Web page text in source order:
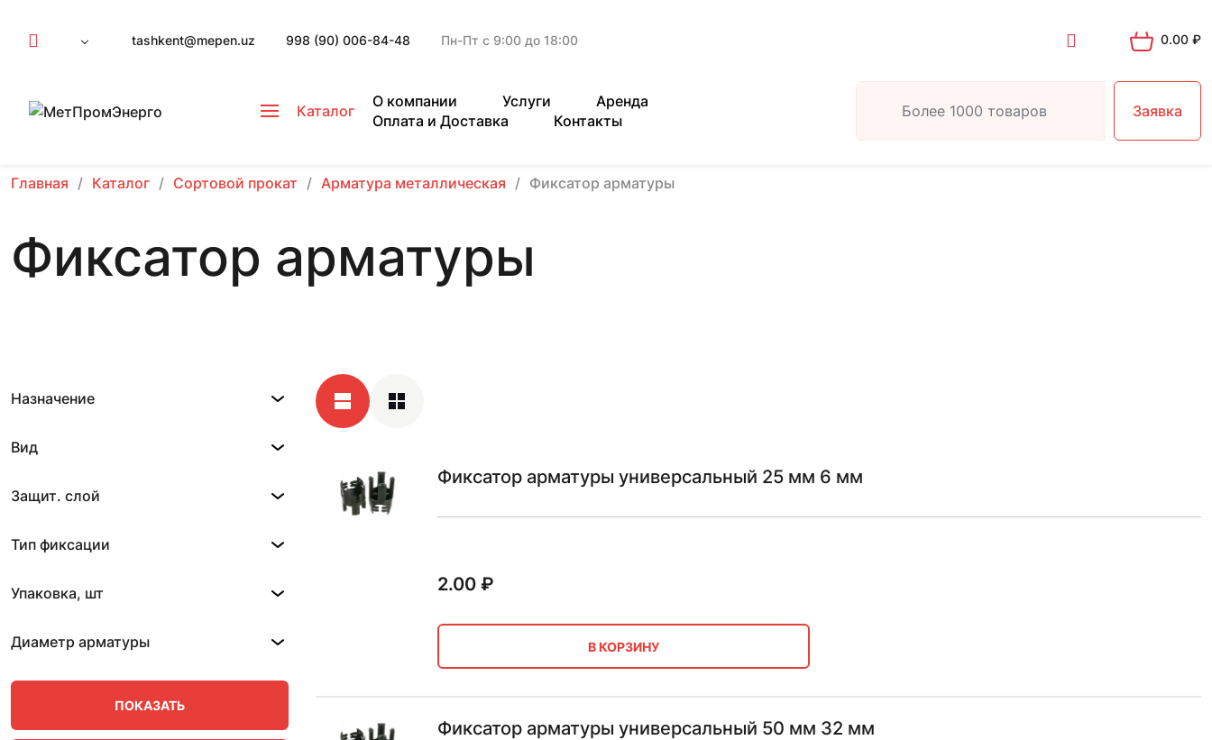
tashkent@mepen.uz 998 (90) 006-84-48 Пн-Пт с 9:00 до 18:00 0.00 ₽
Каталог
О компании Услуги
Аренда
Оплата и Доставка
Контакты
Заявка
Главная Каталог Сортовой прокат Арматура металлическая Фиксатор арматуры
Фиксатор арматуры
Назначение
Вид
Защит. слой
Тип фиксации
Упаковка, шт
Диаметр арматуры
Фиксатор арматуры универсальный 25 мм 6 мм
2.00₽
В КОРЗИНУ
Фиксатор арматуры универсальный 50 мм 32 мм